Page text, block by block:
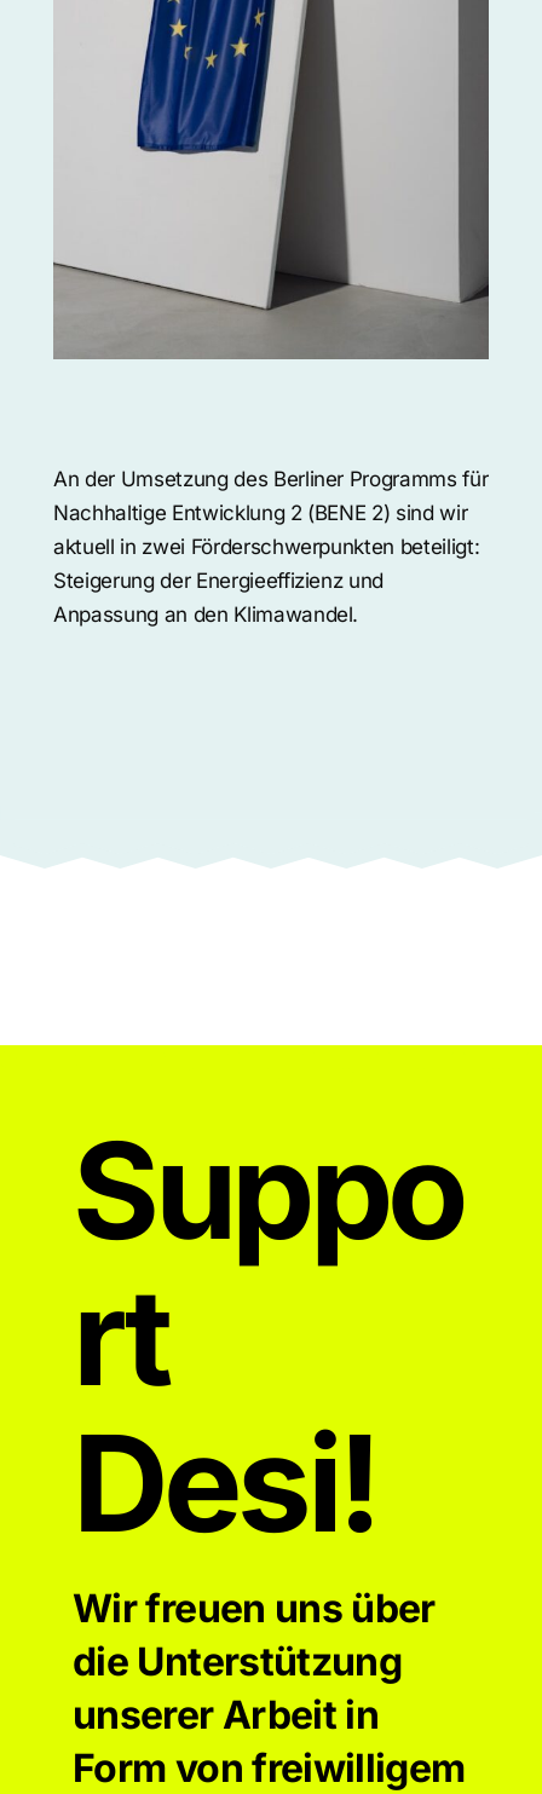
An der Umsetzung des Berliner Programms für
Nachhaltige Entwicklung 2 (BENE 2) sind wir
aktuell in zwei Förderschwerpunkten beteiligt:
Steigerung der Energieeffizienz und
Anpassung an den Klimawandel.
Suppo
rt
Desi!
Wir freuen uns über
die Unterstützung
unserer Arbeit in
Form von freiwilligem